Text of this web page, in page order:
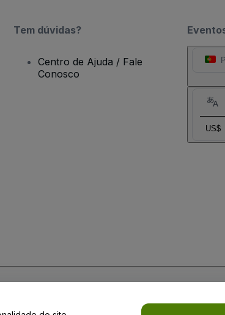
US$
Tem dúvidas?
Centro de Ajuda / Fale
Conosco